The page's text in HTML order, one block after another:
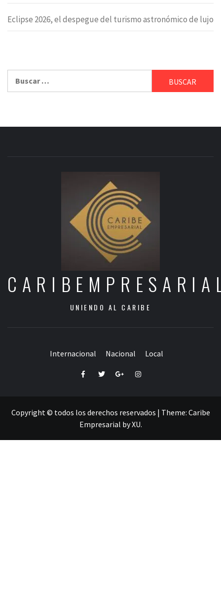
Eclipse 2026, el despegue del turismo astronómico de lujo
UNIENDO AL CARIBE
Internacional Nacional Local
FacebookTwitterGoogle+Instagram
Copyright © todos los derechos reservados | Theme: Caribe
Empresarial byXU.